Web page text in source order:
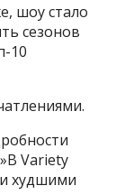
шоу стало
сезонов
10
Variety
худшими